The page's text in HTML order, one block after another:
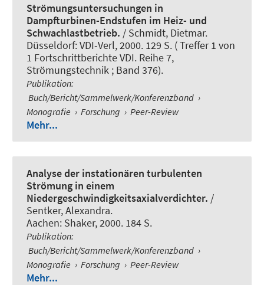
Strömungsuntersuchungen in
Dampfturbinen-Endstufen im Heiz- und
Schwachlastbetrieb. / Schmidt, Dietmar.
Düsseldorf: VDI-Verl, 2000. 129 S. ( Treffer 1 von
1 Fortschrittberichte VDI. Reihe 7,
Strömungstechnik ; Band 376).
Publikation:
Buch/Bericht/Sammelwerk/Konferenzband ›
Monografie › Forschung › Peer-Review
Mehr...
Analyse der instationären turbulenten
Strömung in einem
Niedergeschwindigkeitsaxialverdichter. /
Sentker, Alexandra.
Aachen: Shaker, 2000. 184 S.
Publikation:
Buch/Bericht/Sammelwerk/Konferenzband ›
Monografie › Forschung › Peer-Review
Mehr...